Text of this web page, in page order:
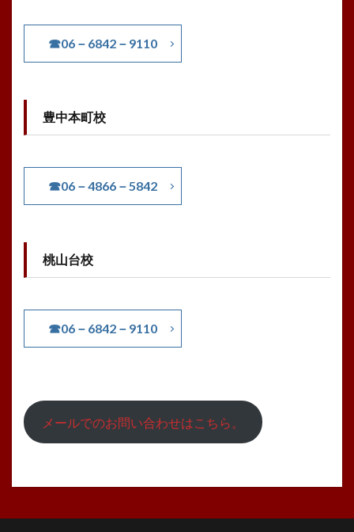
☎06－6842－9110
豊中本町校
☎06－4866－5842
桃山台校
☎06－6842－9110
メールでのお問い合わせはこちら。